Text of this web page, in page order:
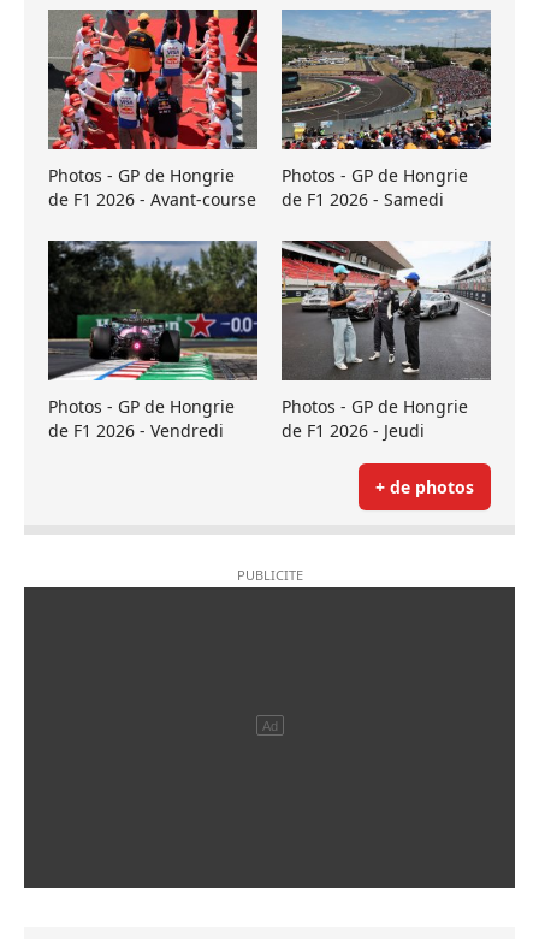
Photos - GP de Hongrie
de F1 2026 - Avant-course
Photos - GP de Hongrie
de F1 2026 - Samedi
Photos - GP de Hongrie
de F1 2026 - Vendredi
Photos - GP de Hongrie
de F1 2026 - Jeudi
+ de photos